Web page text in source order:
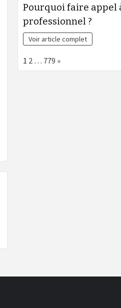
Pourquoi faire appel
professionnel ?
Voir article complet
Page:
1 2 … 779 Next
»